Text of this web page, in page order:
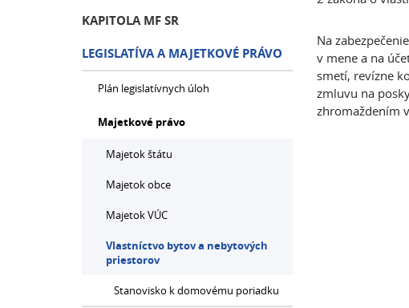
Na
v mene a na
smetí, revízne
zmluvu na
zhromaždením
KAPITOLA MF SR
LEGISLATÍVA A MAJETKOVÉ PRÁVO
Plán legislatívnych úloh
Majetkové právo
Majetok štátu
Majetok obce
Majetok VÚC
Vlastníctvo bytov a nebytových
priestorov
Stanovisko k domovému poriadku